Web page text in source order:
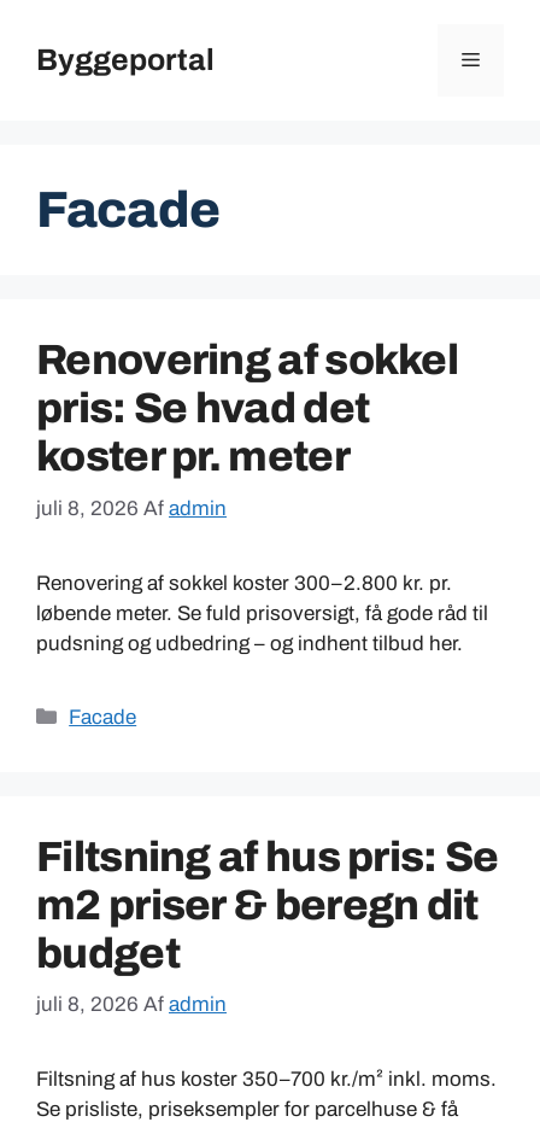
indholdByggeportal Menu
Facade
Renovering af sokkel
pris: Se hvad det
koster pr. meter
juli 8, 2026 Af admin
Renovering af sokkel koster 300–2.800 kr. pr.
løbende meter. Se fuld prisoversigt, få gode råd til
pudsning og udbedring – og indhent tilbud her.
Kategorier
Facade
Filtsning af hus pris: Se
m2 priser & beregn dit
budget
juli 8, 2026 Af admin
Filtsning af hus koster 350–700 kr./m² inkl. moms.
Se prisliste, priseksempler for parcelhuse & få